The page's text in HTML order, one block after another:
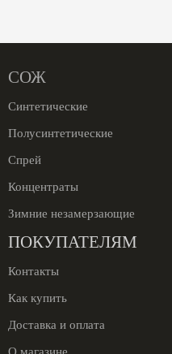
СОЖ
Синтетические
Полусинтетические
Спрей
Концентраты
Зимние незамерзающие
ПОКУПАТЕЛЯМ
Контакты
Как купить
Доставка и оплата